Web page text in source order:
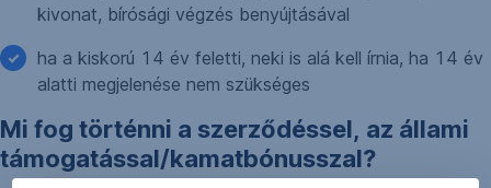
kivonat, bírósági végzés benyújtásával
ha a kiskorú 14 év feletti, neki is alá kell írnia, ha 14 év
alatti megjelenése nem szükséges
Mi fog történni a szerződéssel, az állami
támogatással/kamatbónusszal?